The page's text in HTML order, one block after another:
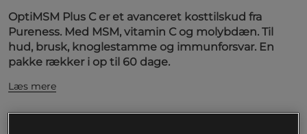
OptiMSM Plus C er et avanceret kosttilskud fra
Pureness. Med MSM, vitamin C og molybdæn. Til
hud, brusk, knoglestamme og immunforsvar. En
pakke rækker i op til 60 dage.
Læs mere